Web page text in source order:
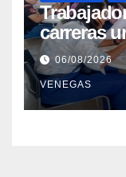
carreras
convenio
UCV
06/08/2026
VENEGAS